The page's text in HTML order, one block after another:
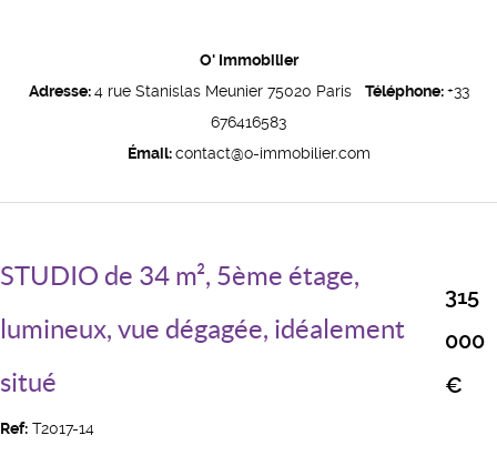
O' Immobilier
Adresse:4 rue Stanislas Meunier 75020 Paris Téléphone:+33
676416583
Émail:contact@o-immobilier.com
STUDIO de 34 m², 5ème étage,
lumineux, vue dégagée, idéalement
situé
Ref: T2017-14
315
000
€